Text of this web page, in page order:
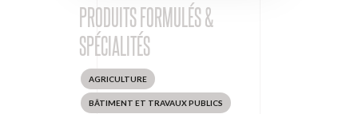
PRODUITS FORMULÉS &
SPÉCIALITÉS
AGRICULTURE
BÂTIMENT ET TRAVAUX PUBLICS